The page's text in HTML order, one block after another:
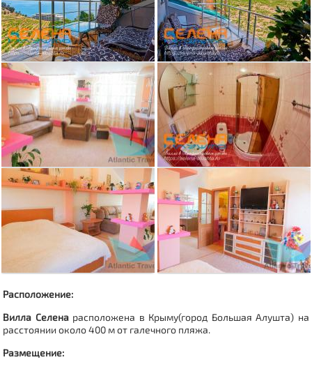
Расположение:
Вилла Селенарасположена в Крыму(город Большая Алушта) на
расстоянии около 400 м от галечного пляжа.
Размещение: